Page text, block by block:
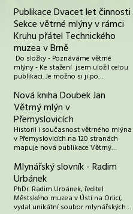
Publikace Dvacet let činnosti
Sekce větrné mlýny v rámci
Kruhu přátel Technického
muzea v Brně
Do složky - Poznáváme větrné
mlýny - Ke stažení jsem uložil celou
publikaci. Je možno si ji po…
Nová kniha Doubek Jan
Větrný mlýn v
Přemyslovicích
Historii i současnost větrného mlýna
v Přemyslovicích na 120 stranách
mapuje nová publikace Větrný…
Mlynářský slovník - Radim
Urbánek
PhDr. Radim Urbánek, ředitel
Městského muzea v Ústí na Orlicí,
vydal unikátní soubor mlynářských…